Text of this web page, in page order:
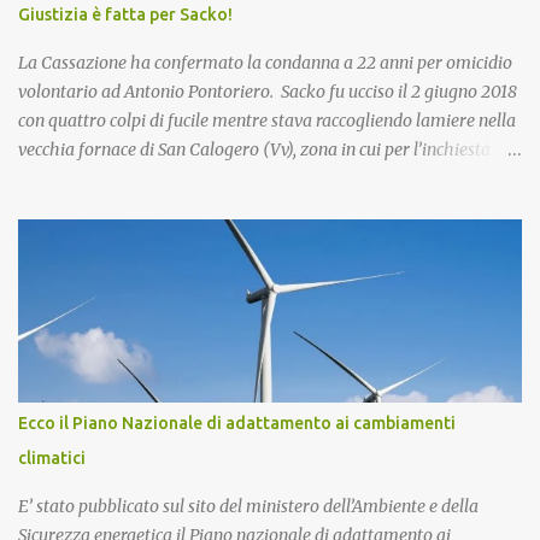
Giustizia è fatta per Sacko!
La Cassazione ha confermato la condanna a 22 anni per omicidio
volontario ad Antonio Pontoriero. Sacko fu ucciso il 2 giugno 2018
con quattro colpi di fucile mentre stava raccogliendo lamiere nella
vecchia fornace di San Calogero (Vv), zona in cui per l’inchiesta
dall’Enel di Brindisi, Priolo Gallo (Sr) e Termini Imerese (Pa).
Pontoriero era già stato riconosciuto colpevole dell'omicidio e
condannato a 22 anni di carcere sia in primo grado che in appello.
Nel 2018, pochi giorni dopo l'omicidio di Sacko, presentai
un'interrogazione parlamentare all'allora ministro dell'interno
Salvini per accertare se nella vicenda vi era il coinvolgimento della
‘ndrangheta, che in quella provincia ha risapute radici e
giustizia è stata fatta! Lo Stato ha il dovere di difendere i più de...
Ecco il Piano Nazionale di adattamento ai cambiamenti
climatici
E’ stato pubblicato sul sito del ministero dell’Ambiente e della
Sicurezza energetica il Piano nazionale di adattamento ai